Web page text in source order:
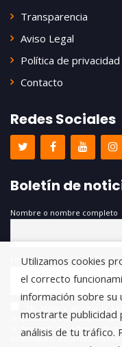
Transparencia
Aviso Legal
Política de privacidad
Contacto
Redes Sociales
Boletín de
Nombre o nombre completo
Email
responsable del tratamiento
la finalidad de este es la
informativo,
Utilizamos cookies
el correcto
información sobre su
mostrarte publicidad
análisis de tu tráfico.